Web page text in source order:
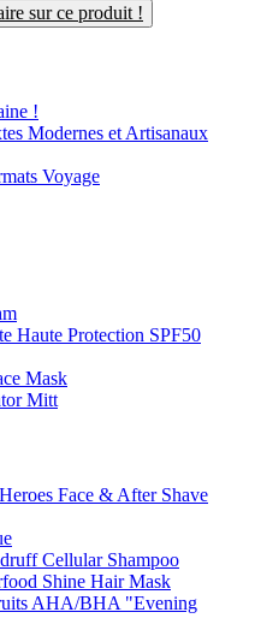
sur ce produit !
!
Modernes et Artisanaux
Voyage
Haute Protection SPF50
Mask
Mitt
Face & After Shave
Cellular Shampoo
Shine Hair Mask
AHA/BHA "Evening